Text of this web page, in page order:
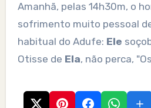
Amanhã, pelas 14h30m, o horror, a tragédia, o
sofrimento muito pessoal
habitual do Adufe: Ele
Otisse de Ela, não perca,